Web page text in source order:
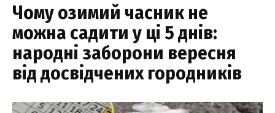
Чому озимий часник не
можна садити у ці 5 днів:
народні заборони вересня
від досвідчених городників